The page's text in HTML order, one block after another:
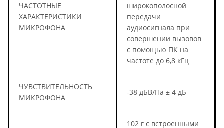
ЧАСТОТНЫЕ
ХАРАКТЕРИСТИКИ
МИКРОФОНА
широкополосной
передачи
аудиосигнала при
совершении вызовов
с помощью ПК на
частоте до 6,8 кГц
ЧУВСТВИТЕЛЬНОСТЬ
МИКРОФОНА
-38 дБВ/Па ± 4 дБ
102 г с встроенными